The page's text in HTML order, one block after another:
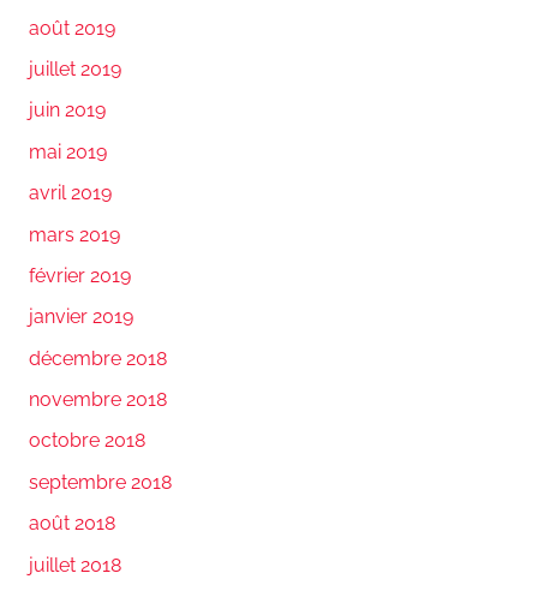
août 2019
juillet 2019
juin 2019
mai 2019
avril 2019
mars 2019
février 2019
janvier 2019
décembre 2018
novembre 2018
octobre 2018
septembre 2018
août 2018
juillet 2018